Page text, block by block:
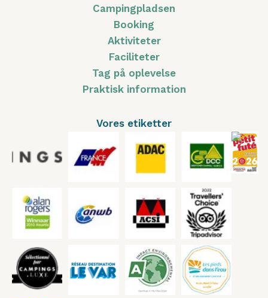
Campingpladsen
Booking
Aktiviteter
Faciliteter
Tag på oplevelse
Praktisk information
Vores etiketter